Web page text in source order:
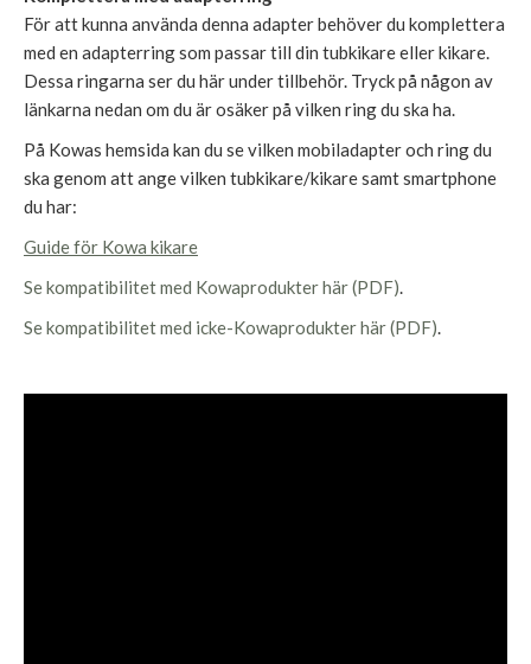
För att kunna använda denna adapter behöver du komplettera
med en adapterring som passar till din tubkikare eller kikare.
Dessa ringarna ser du här under tillbehör. Tryck på någon av
länkarna nedan om du är osäker på vilken ring du ska ha.
På Kowas hemsida kan du se vilken mobiladapter och ring du
ska genom att ange vilken tubkikare/kikare samt smartphone
du har:
Guide för Kowa kikare
Se kompatibilitet med Kowaprodukter här (PDF).
Se kompatibilitet med icke-Kowaprodukter här (PDF).